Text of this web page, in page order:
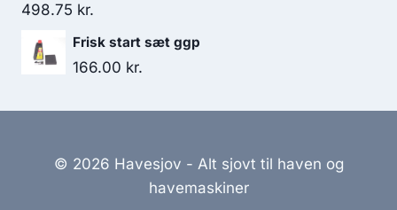
498.75 kr.
Frisk start sæt ggp
166.00 kr.
© 2026 Havesjov - Alt sjovt til haven og
havemaskiner